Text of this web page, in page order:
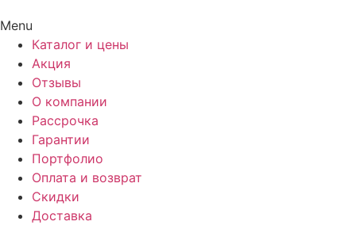
Menu
Каталог и цены
Акция
Отзывы
О компании
Рассрочка
Гарантии
Портфолио
Оплата и возврат
Скидки
Доставка